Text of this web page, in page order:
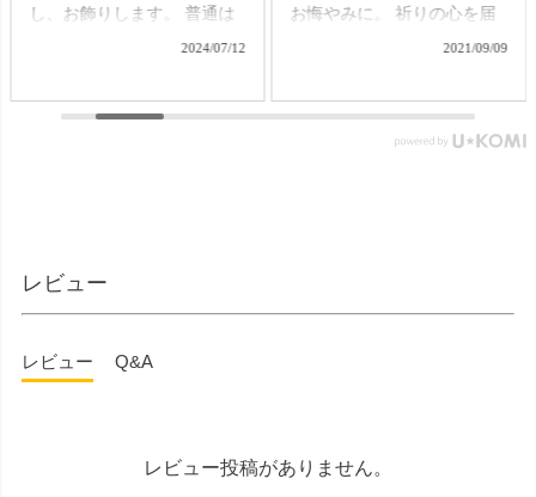
し、お飾りします。 普通は
それぞれの提灯を別に準備
そんなお困りごとにお応え
@simple_butudan ■メモリア
ルギャラリー国分寺店 東京
ール国分寺ビル ■メモリアル
数珠 #念珠 #線香 #ローソク
2024/07/12
お悔やみに。 祈りの心を届
ける贈り物で、故人をしの
らべ 桜/一葉/紅梅/椿（甘・
優）5本入（桐箱） ▼メモリ
2021/09/09
レビュー
レビュー Q&A
レビュー投稿がありません。